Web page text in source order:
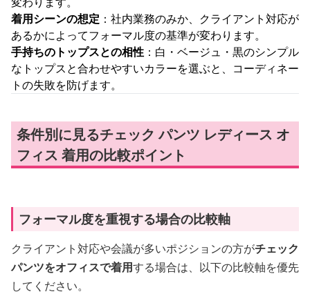
着用シーンの想定 ：社内業務のみか、クライアント対応が
あるかによってフォーマル度の基準が変わります。
手持ちのトップスとの相性 ：白・ベージュ・黒のシンプル
なトップスと合わせやすいカラーを選ぶと、コーディネー
トの失敗を防げます。
条件別に見るチェック パンツ レディース オ
フィス 着用の比較ポイント
フォーマル度を重視する場合の比較軸
クライアント対応や会議が多いポジションの方がチェック
パンツをオフィスで着用する場合は、以下の比較軸を優先
してください。